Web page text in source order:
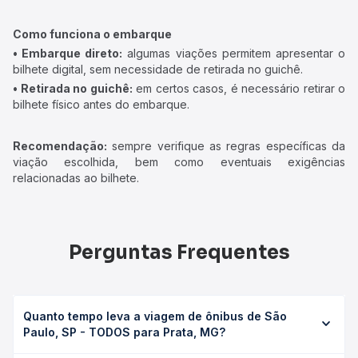
Como funciona o embarque
• Embarque direto: algumas viações permitem apresentar o
bilhete digital, sem necessidade de retirada no guichê.
• Retirada no guichê: em certos casos, é necessário retirar o
bilhete físico antes do embarque.
Recomendação: sempre verifique as regras específicas da
viação escolhida, bem como eventuais exigências
relacionadas ao bilhete.
Perguntas Frequentes
Quanto tempo leva a viagem de ônibus de São
Paulo, SP - TODOS para Prata, MG?